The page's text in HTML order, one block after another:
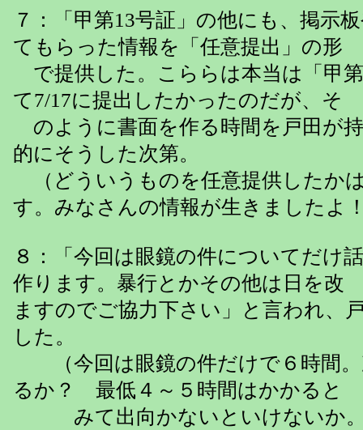
７：「甲第13号証」の他にも、掲示
てもらった情報を「任意提出」の形
で提供した。こららは本当は「甲
て7/17に提出したかったのだが、そ
のように書面を作る時間を戸田が
的にそうした次第。
（どういうものを任意提供したか
す。みなさんの情報が生きましたよ
８：「今回は眼鏡の件についてだけ
作ります。暴行とかその他は日を改
ますのでご協力下さい」と言われ、
した。
（今回は眼鏡の件だけで６時間。
るか？ 最低４～５時間はかかると
みて出向かないといけないか。